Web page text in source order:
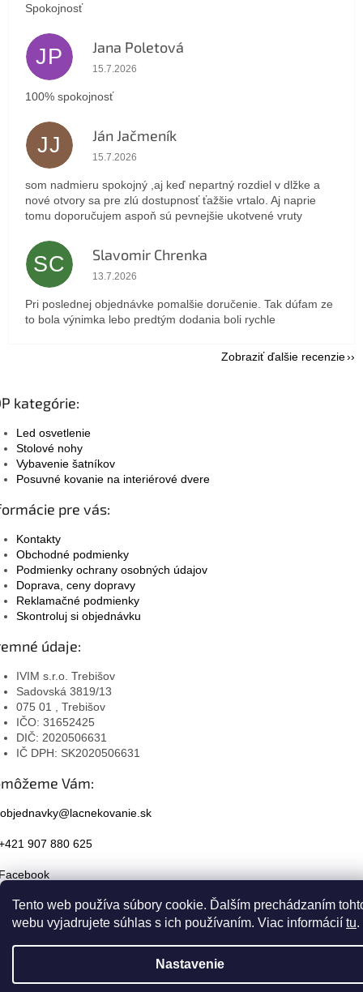
Tento web používa súbory cookie. Ďalším prechádzaním
webu vyjadrujete súhlas s ich používaním. Viac informácií tu.
Nastavenie
Spokojnosť
JP Jana Poletová
Hodnotenie obchodu je 5 z 5 hviezdičiek.
15.7.2026
100% spokojnosť
JJ Ján Jačmeník
Hodnotenie obchodu je 5 z 5 hviezdičiek.
15.7.2026
som nadmieru spokojný ,aj keď nepartný rozdiel v dlžke a
nové otvory sa pre zlú dostupnosť ťažšie vrtalo. Aj naprie
tomu doporučujem aspoň sú pevnejšie ukotvené vruty
SC Slavomir Chrenka
Hodnotenie obchodu je 5 z 5 hviezdičiek.
13.7.2026
Pri poslednej objednávke pomalšie doručenie. Tak dúfam ze
to bola výnimka lebo predtým dodania boli rychle
Zobraziť ďalšie recenzie
kategórie:
Led osvetlenie
Stolové nohy
Vybavenie šatníkov
Posuvné kovanie na interiérové dvere
pre vás:
Kontakty
Obchodné podmienky
Podmienky ochrany osobných údajov
Doprava, ceny dopravy
Reklamačné podmienky
Skontroluj si objednávku
údaje:
IVIM s.r.o. Trebišov
Sadovská 3819/13
075 01 , Trebišov
IČO: 31652425
DIČ: 2020506631
IČ DPH: SK2020506631
Vám:
objednavky@lacnekovanie.sk
907 880 625